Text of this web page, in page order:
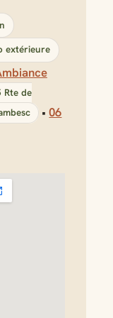
extérieure
Rte de
•06